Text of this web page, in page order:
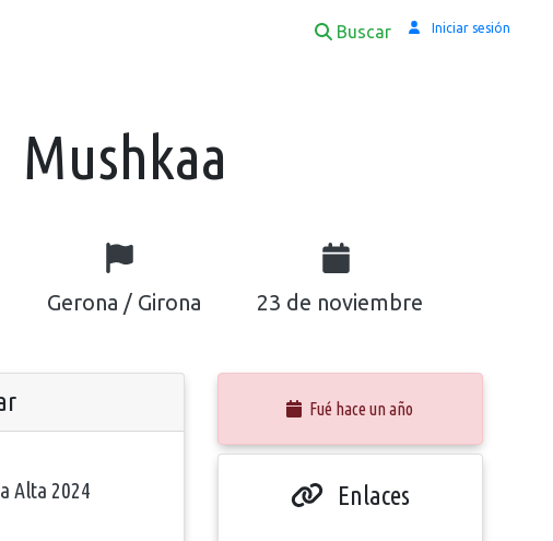
Buscar Iniciar sesión
Mushkaa
Gerona / Girona 23 de noviembre
Alta 2024
Fué hace un año
Enlaces